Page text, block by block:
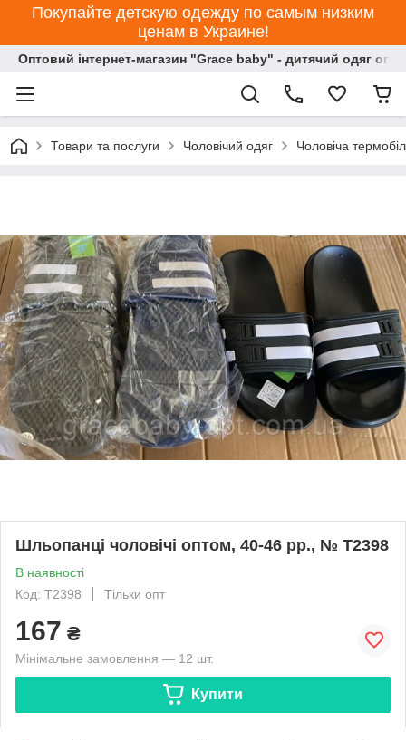
Покупайте детскую одежду по самым низким
ценам в Украине!
Оптовий інтернет-магазин "Grace baby" - дитячий одяг
Товари та послуги Чоловічий одяг Чоловіча
Шльопанці чоловічі оптом, 40-46 рр., № Т2398
В наявності
Код: Т2398
Тільки опт
167 ₴
Мінімальне замовлення — 12 шт.
Купити